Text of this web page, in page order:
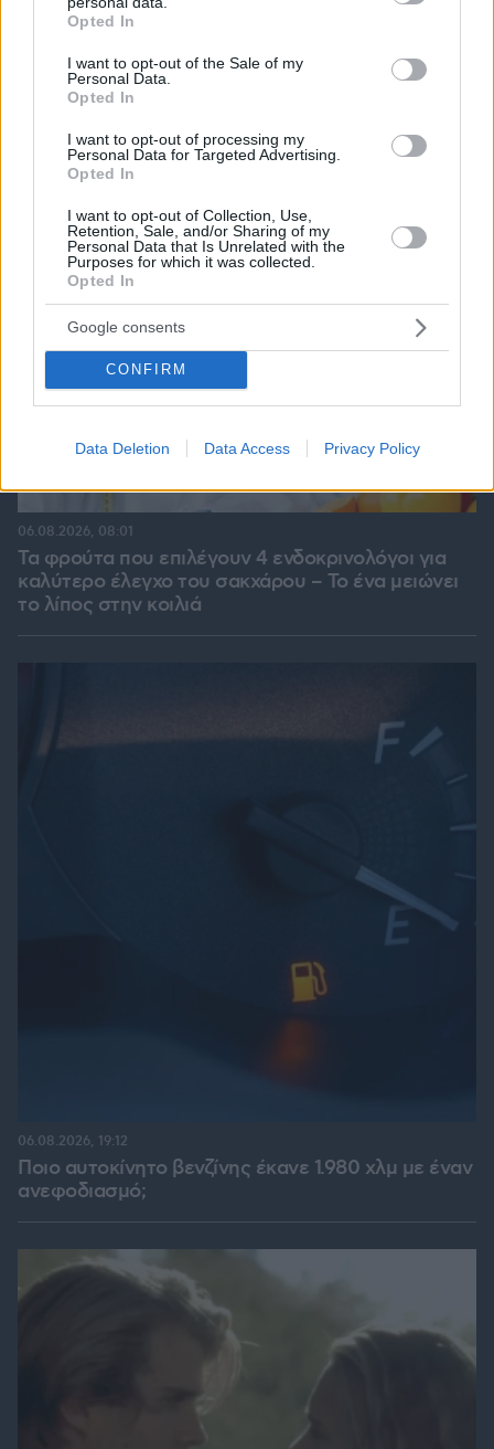
grant or deny consent to Google and its third-party tags to
use your data for below specified purposes in below Google
consent section.
Opted In
I want to opt-out of the Sale of my
Personal Data.
Opted In
I want to opt-out of processing my
Personal Data for Targeted Advertising.
Opted In
I want to opt-out of Collection, Use,
Retention, Sale, and/or Sharing of my
Personal Data that Is Unrelated with the
Purposes for which it was collected.
Opted In
Google consents
CONFIRM
Data Deletion Data Access Privacy Policy
Best of Network
Τα φρούτα που επιλέγουν 4 ενδοκρινολόγοι για
καλύτερο έλεγχο του σακχάρου – Το ένα μειώνει
το λίπος στην κοιλιά
06.08.2026, 08:01
Ποιο αυτοκίνητο βενζίνης έκανε 1.980 χλμ με έναν
ανεφοδιασμό;
06.08.2026, 19:12